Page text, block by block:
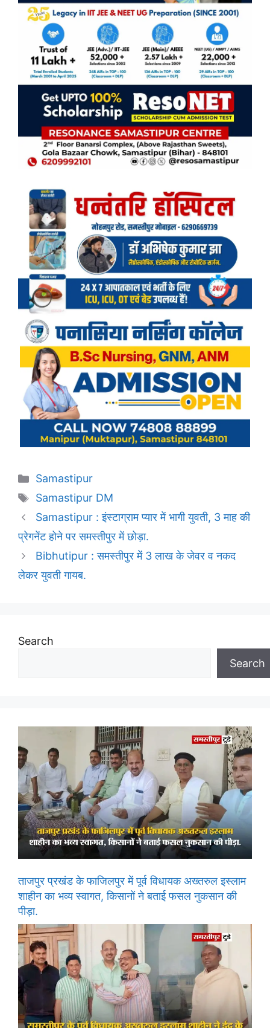
Categories
Samastipur
Tags
Samastipur DM
Samastipur : इंस्टाग्राम प्यार में भागी युवती, 3 माह की
प्रेगनें​​​​​​​​​​​​​​ट होने पर समस्तीपुर में छोड़ा.
Bibhutipur : समस्तीपुर में 3 लाख के जेवर व नकद
लेकर युवती गायब.
Search
Search
ताजपुर प्रखंड के फाजिलपुर में पूर्व विधायक अख्तरुल इस्लाम
शाहीन का भव्य स्वागत, किसानों ने बताई फसल नुकसान की
पीड़ा.